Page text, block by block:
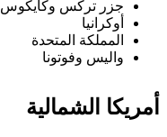
جزر تركس وكايكوس
أوكرانيا
المملكة المتحدة
واليس وفوتونا
أمريكا الشمالية